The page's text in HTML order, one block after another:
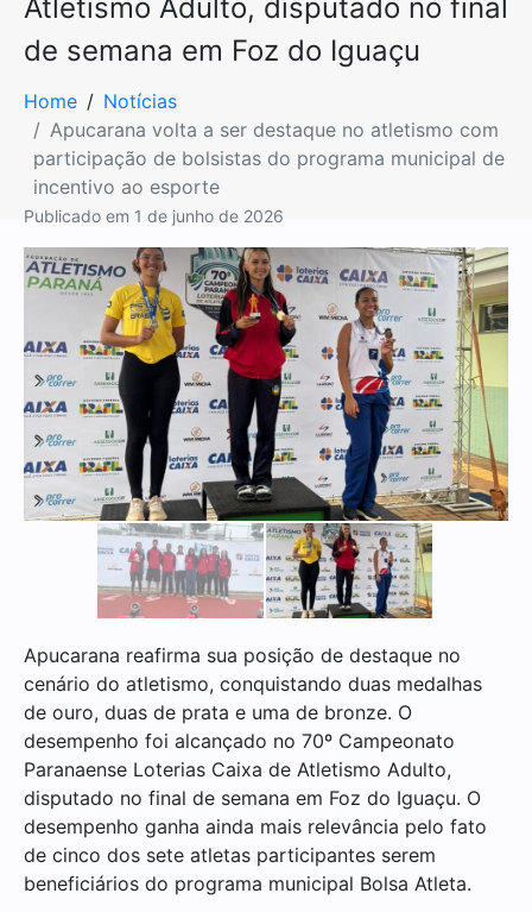
Atletismo Adulto, disputado no final
de semana em Foz do Iguaçu
Home
Notícias
Apucarana volta a ser destaque no atletismo com
participação de bolsistas do programa municipal de
incentivo ao esporte
Publicado em 1 de junho de 2026
Apucarana reafirma sua posição de destaque no
cenário do atletismo, conquistando duas medalhas
de ouro, duas de prata e uma de bronze. O
desempenho foi alcançado no 70º Campeonato
Paranaense Loterias Caixa de Atletismo Adulto,
disputado no final de semana em Foz do Iguaçu. O
desempenho ganha ainda mais relevância pelo fato
de cinco dos sete atletas participantes serem
beneficiários do programa municipal Bolsa Atleta.